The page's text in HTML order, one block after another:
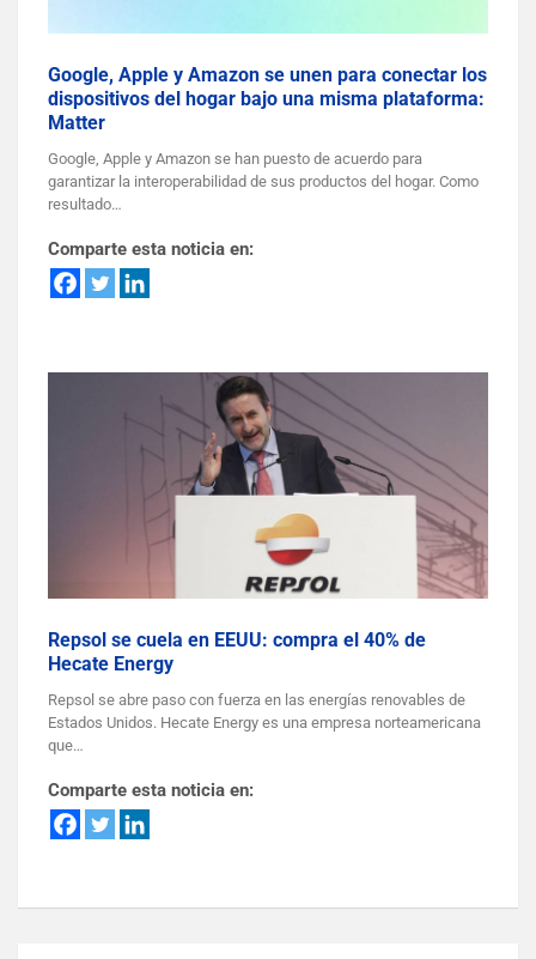
Google, Apple y Amazon se unen para conectar los
dispositivos del hogar bajo una misma plataforma:
Matter
Google, Apple y Amazon se han puesto de acuerdo para
garantizar la interoperabilidad de sus productos del hogar. Como
resultado…
Comparte esta noticia en:
Repsol se cuela en EEUU: compra el 40% de
Hecate Energy
Repsol se abre paso con fuerza en las energías renovables de
Estados Unidos. Hecate Energy es una empresa norteamericana
que…
Comparte esta noticia en: